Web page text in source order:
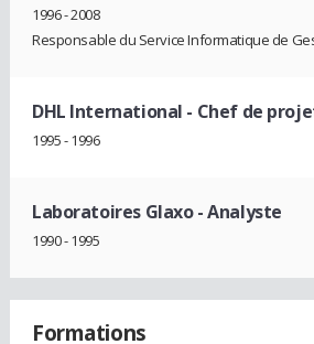
1996 - 2008
Responsable du Service Informatique de
DHL International - Chef de
1995 - 1996
Laboratoires Glaxo- Analyste
1990 - 1995
Formations